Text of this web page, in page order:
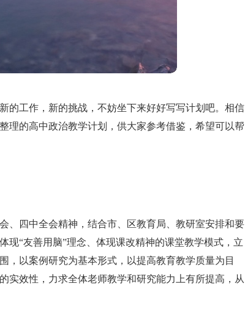
的工作，新的挑战，不妨坐下来好好写写计划吧。相信
理的高中政治教学计划，供大家参考借鉴，希望可以帮
、四中全会精神，结合市、区教育局、教研室安排和要
现“友善用脑”理念、体现课改精神的课堂教学模式，立
，以案例研究为基本形式，以提高教育教学质量为目
实效性，力求全体老师教学和研究能力上有所提高，从